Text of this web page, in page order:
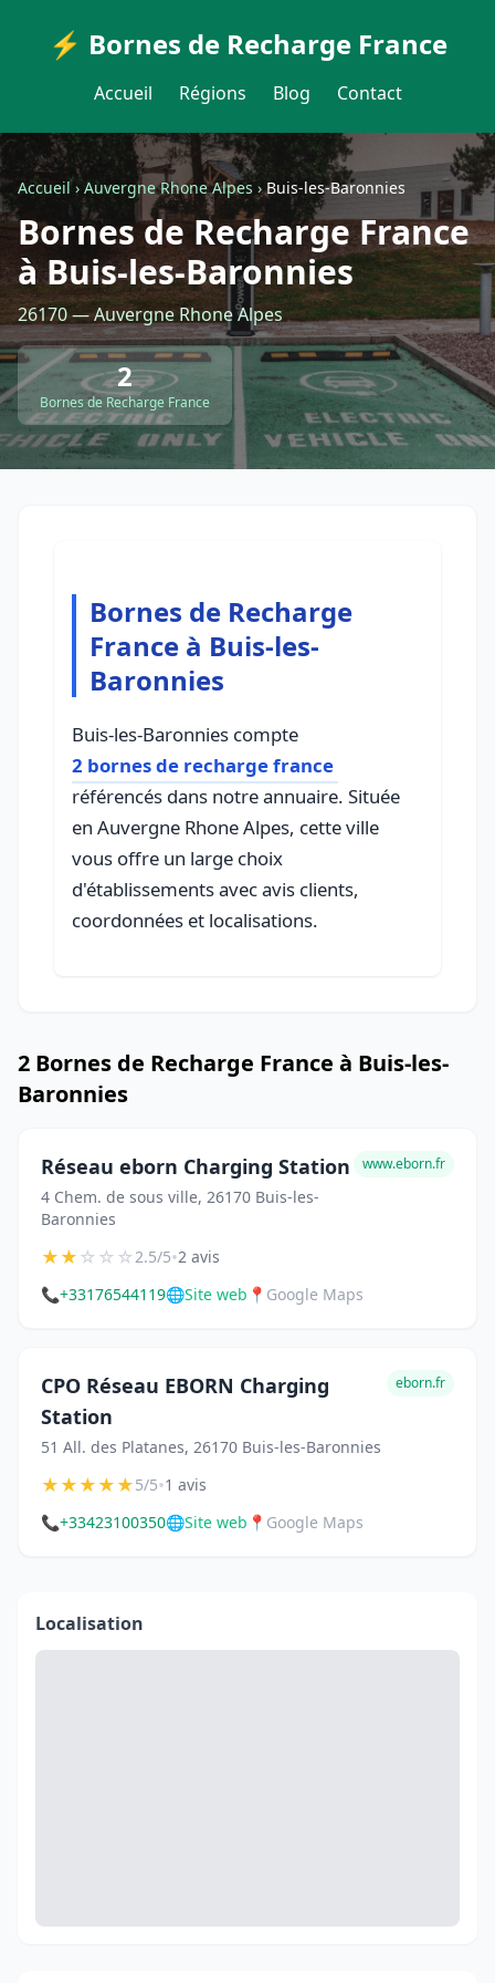
⚡ Bornes de Recharge France
Accueil Régions Blog Contact
Accueil›Auvergne Rhone Alpes›Buis-les-Baronnies
Bornes de Recharge France
à Buis-les-Baronnies
26170 — Auvergne Rhone Alpes
2
Bornes de Recharge France
Bornes de Recharge
France à Buis-les-
Baronnies
Buis-les-Baronnies compte
2 bornes de recharge france
référencés dans notre annuaire. Située
en Auvergne Rhone Alpes, cette ville
vous offre un large choix
d'établissements avec avis clients,
coordonnées et localisations.
2 Bornes de Recharge France à Buis-les-
Baronnies
Réseau eborn Charging Station
4 Chem. de sous ville, 26170 Buis-les-
Baronnies
www.eborn.fr
★★☆☆☆2.5/5•2 avis
📞+33176544119🌐Site web 📍 Google Maps
CPO Réseau EBORN Charging
Station
51 All. des Platanes, 26170 Buis-les-Baronnies
eborn.fr
★★★★★5/5•1 avis
📞+33423100350🌐Site web 📍 Google Maps
Localisation